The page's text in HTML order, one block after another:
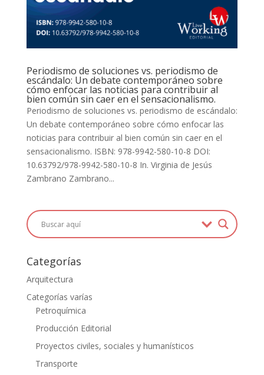
Periodismo de soluciones vs. periodismo de
escándalo: Un debate contemporáneo sobre
cómo enfocar las noticias para contribuir al
bien común sin caer en el sensacionalismo.
Periodismo de soluciones vs. periodismo de escándalo:
Un debate contemporáneo sobre cómo enfocar las
noticias para contribuir al bien común sin caer en el
sensacionalismo. ISBN: 978-9942-580-10-8 DOI:
10.63792/978-9942-580-10-8 In. Virginia de Jesús
Zambrano Zambrano...
Categorías
Arquitectura
Categorías varías
Petroquímica
Producción Editorial
Proyectos civiles, sociales y humanísticos
Transporte